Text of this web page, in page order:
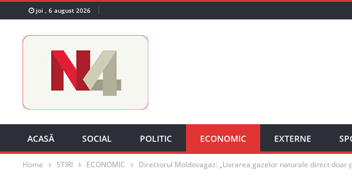
joi , 6 august 2026
ACASĂ SOCIAL POLITIC ECONOMIC EXTERNE
Home STIRI ECONOMIC Directorul Moldovagaz: „Livrarea gazelor naturale direct